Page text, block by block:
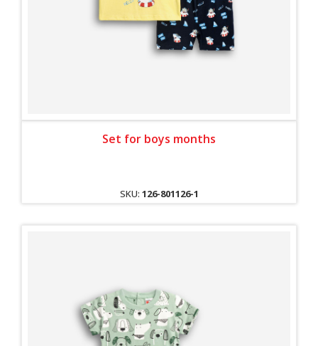
Set for boys months
SKU: 126-801126-1